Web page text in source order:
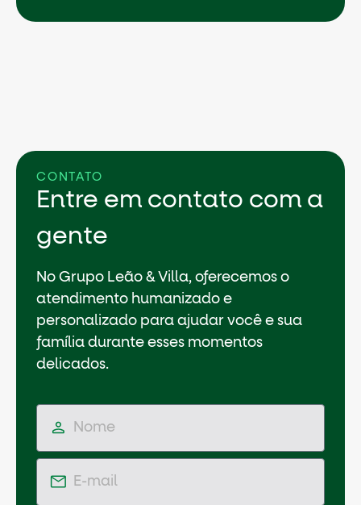
CONTATO
Entre em contato com a
gente
No Grupo Leão & Villa, oferecemos o
atendimento humanizado e
personalizado para ajudar você e sua
família durante esses momentos
delicados.